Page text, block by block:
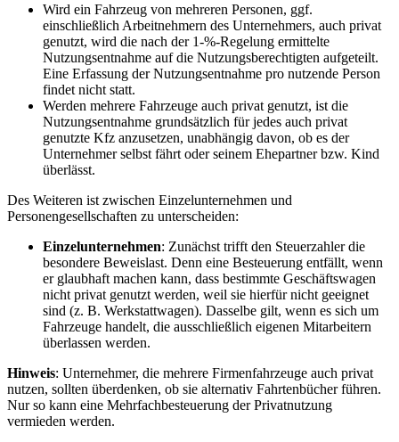
Wird ein Fahrzeug von mehreren Personen, ggf.
einschließlich Arbeitnehmern des Unternehmers, auch privat
genutzt, wird die nach der 1-%-Regelung ermittelte
Nutzungsentnahme auf die Nutzungsberechtigten aufgeteilt.
Eine Erfassung der Nutzungsentnahme pro nutzende Person
findet nicht statt.
Werden mehrere Fahrzeuge auch privat genutzt, ist die
Nutzungsentnahme grundsätzlich für jedes auch privat
genutzte Kfz anzusetzen, unabhängig davon, ob es der
Unternehmer selbst fährt oder seinem Ehepartner bzw. Kind
überlässt.
Des Weiteren ist zwischen Einzelunternehmen und
Personengesellschaften zu unterscheiden:
Einzelunternehmen: Zunächst trifft den Steuerzahler die
besondere Beweislast. Denn eine Besteuerung entfällt, wenn
er glaubhaft machen kann, dass bestimmte Geschäftswagen
nicht privat genutzt werden, weil sie hierfür nicht geeignet
sind (z. B. Werkstattwagen). Dasselbe gilt, wenn es sich um
Fahrzeuge handelt, die ausschließlich eigenen Mitarbeitern
überlassen werden.
Hinweis: Unternehmer, die mehrere Firmenfahrzeuge auch privat
nutzen, sollten überdenken, ob sie alternativ Fahrtenbücher führen.
Nur so kann eine Mehrfachbesteuerung der Privatnutzung
vermieden werden.